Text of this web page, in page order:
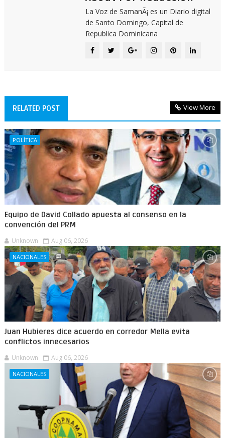
La Voz de SamanÃ¡ es un Diario digital
de Santo Domingo, Capital de
Republica Dominicana
RELATED POST View More
POLÍTICA
Equipo de David Collado apuesta al consenso en la
convención del PRM
Unknown Aug 06, 2026
NACIONALES
Juan Hubieres dice acuerdo en corredor Mella evita
conflictos innecesarios
Unknown Aug 06, 2026
NACIONALES